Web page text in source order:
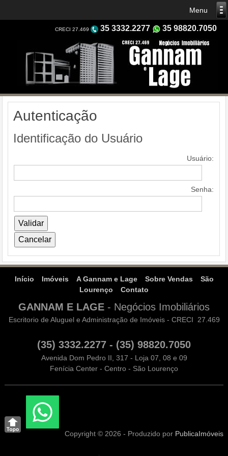
CRECI 27.469 35 3332.2277 35 98820.7050
Autenticação
Identificação do Usuário
Usuário:
Senha:
Início Imóveis A Gannam e Lage Sobre Vendas
São
Lourenço
Contato
GANNAM E LAGE - Negócios Imobiliários
Escritorio de Aluguel e Administração de Imóveis - CRECI 27.469
(35) 3332.2277 - (35) 98820.7050
Avenida Dom Pedro II, 317 - Loja 07, 08 e 09
Fenícia Center - Centro - São Lourenço
Copyright © 2026 - Produzido por PublicaImóveis